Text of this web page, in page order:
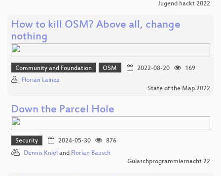
Jugend hackt 2022
How to kill OSM? Above all, change
nothing
Community and Foundation OSM 2022-08-20
169
Florian Lainez
State of the Map 2022
Down the Parcel Hole
Security 2024-05-30
876
Dennis Kniel and Florian Bausch
Gulaschprogrammiernacht 22